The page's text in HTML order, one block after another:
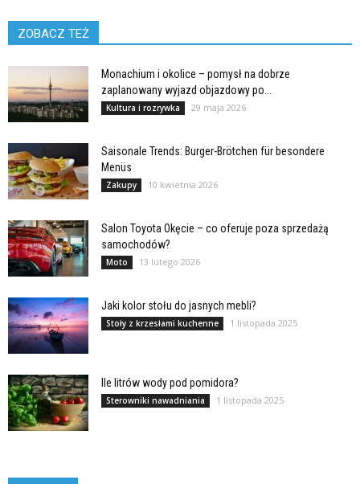
ZOBACZ TEŻ
Monachium i okolice – pomysł na dobrze
zaplanowany wyjazd objazdowy po...
Kultura i rozrywka 29 maja 2026
Saisonale Trends: Burger-Brötchen für besondere
Menüs
Zakupy 10 kwietnia 2026
Salon Toyota Okęcie – co oferuje poza sprzedażą
samochodów?
Moto 13 lutego 2026
Jaki kolor stołu do jasnych mebli?
Stoły z krzesłami kuchenne 1 listopada 2025
Ile litrów wody pod pomidora?
Sterowniki nawadniania 1 listopada 2025